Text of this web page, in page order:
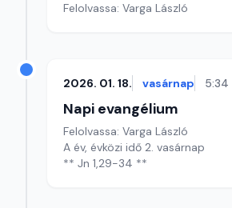
Felolvassa: Varga László
2026. 01. 18. vasárnap 5:34
Napi evangélium
Felolvassa: Varga László
A év, évközi idő 2. vasárnap
** Jn 1,29-34 **